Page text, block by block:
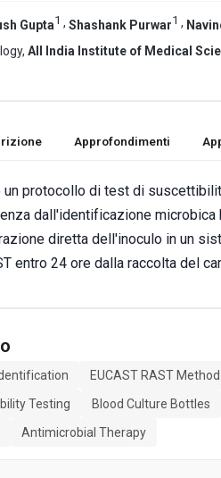
Gupta1 , Shashank Purwar1 ,
All India Institute of Medical
Approfondimenti
un protocollo di test di
dall'identificazione
diretta dell'inoculo in un
entro 24 ore dalla raccolta del
EUCAST RAST Method
Testing
Blood Culture Bottles
Antimicrobial Therapy